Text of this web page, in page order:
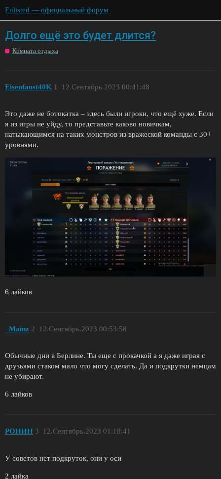
Enlisted — официальный форум
Долго ещё это будет длится?
Комната отдыха
Eisenfaust40K 12.Сентябрь.2023 00:41:48
1
Это даже не ботокатка – здесь были игроки, что ещё хуже. Если
я из игры не уйду, то представьте каково новичкам,
натыкающимся на таких монстров из вражеской команды с 30+
уровнями.
6 лайков
_Mainz 12.Сентябрь.2023 00:53:58
2
Обычные дни в Берлине. Ты еще с прокачкой а я даже играя с
друзьями стаком мало что могу сделать. Да и подкрутки немцам
не убирают.
6 лайков
РОНИН 12.Сентябрь.2023 01:18:41
3
У советов нет подкруток, они у оси
2 лайка